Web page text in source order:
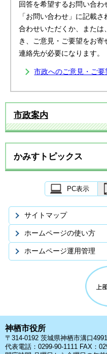
回答を希望するお問い合
「お問い合わせ」に記載
合わせいただくか、また
き、ご意見・ご要望をお寄
連絡先が必要になります。
市政へのご意見・ご要
市政案内
かみすトピックス
PC表示
サイトマップ
ホームページの使い方
ホームページ運用管理
神栖市役所
〒314-0192 茨城県神栖市溝口
代表電話：0299-90-1111 FAX：